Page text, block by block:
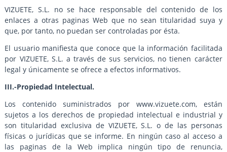
VIZUETE, S.L. no se hace responsable del contenido de los
enlaces a otras paginas Web que no sean titularidad suya y
que, por tanto, no puedan ser controladas por ésta.
El usuario manifiesta que conoce que la información facilitada
por VIZUETE, S.L. a través de sus servicios, no tienen carácter
legal y únicamente se ofrece a efectos informativos.
III.-Propiedad Intelectual.
Los contenido suministrados por www.vizuete.com, están
sujetos a los derechos de propiedad intelectual e industrial y
son titularidad exclusiva de VIZUETE, S.L. o de las personas
físicas o jurídicas que se informe. En ningún caso al acceso a
las paginas de la Web implica ningún tipo de renuncia,